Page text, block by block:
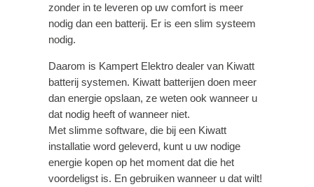
zonder in te leveren op uw comfort is meer
nodig dan een batterij. Er is een slim systeem
nodig.
Daarom is Kampert Elektro dealer van Kiwatt
batterij systemen. Kiwatt batterijen doen meer
dan energie opslaan, ze weten ook wanneer u
dat nodig heeft of wanneer niet.
Met slimme software, die bij een Kiwatt
installatie word geleverd, kunt u uw nodige
energie kopen op het moment dat die het
voordeligst is. En gebruiken wanneer u dat wilt!